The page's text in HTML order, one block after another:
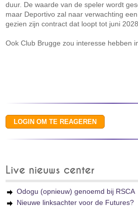
duur. De waarde van de speler wordt
maar Deportivo zal naar verwachting
gezien zijn contract dat loopt tot juni 2028.
Ook Club Brugge zou interesse hebben
Live nieuws center
Odogu (opnieuw) genoemd bij RSCA
Nieuwe linksachter voor de Futures?